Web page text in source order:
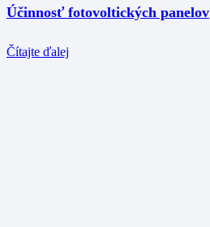
Účinnosť fotovoltických panelov
Čítajte ďalej